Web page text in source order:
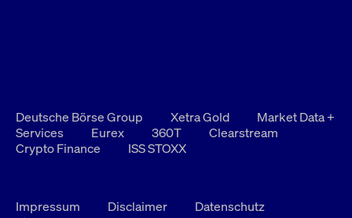
Deutsche Börse Group Xetra Gold
Market Data +
Services
Eurex 360T
Clearstream
Crypto Finance
ISS STOXX
Impressum Disclaimer
Datenschutz